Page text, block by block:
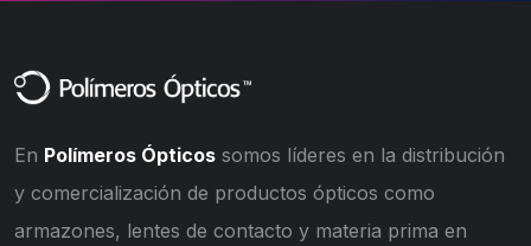
En Polímeros Ópticos somos líderes en la distribución
y comercialización de productos ópticos como
armazones, lentes de contacto y materia prima en